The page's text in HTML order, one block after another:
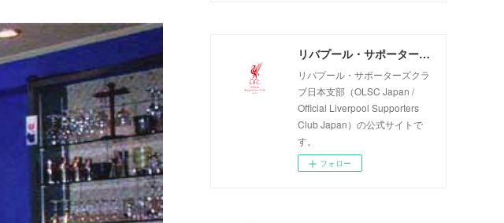
リバプール・サポーターズクラブ日本支部（OLSC Japan / Official Liverpool Supporters Club Japan）
リバプール・サポーターズクラ
ブ日本支部（OLSC Japan /
Official Liverpool Supporters
Club Japan）の公式サイトで
す。
フォロー